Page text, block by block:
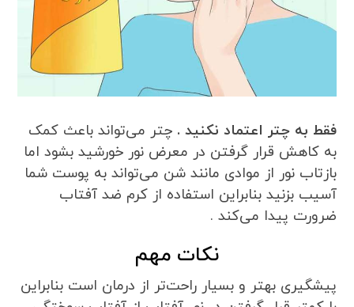
فقط به چتر اعتماد نکنید . چتر می‌تواند باعث کمک
به کاهش قرار گرفتن در معرض نور خورشید بشود اما
بازتاب نور از موادی مانند شن می‌تواند به پوست شما
آسیب بزنید بنابراین استفاده از کرم ضد آفتاب
ضرورت پیدا می‌کند .
نکات مهم
پیشگیری بهتر و بسیار راحت‌تر از درمان است بنابراین